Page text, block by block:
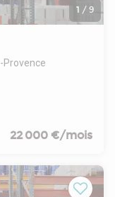
1 / 9
Provence
la location, 2 400
stratégiques.
la gare TGV d'Aix
cette surface
22 000 €/mois